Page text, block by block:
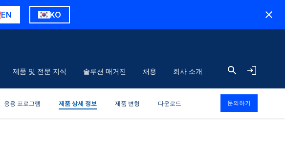
EN KO
제품 및 전문 지식 솔루션 매거진 채용 회사 소개
응용 프로그램 제품 상세 정보 제품 변형 다운로드 문의하기